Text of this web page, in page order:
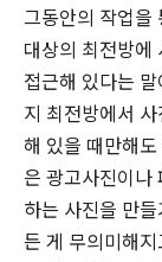
그동안의 작업을
대상의 최전방에
접근해 있다는
지 최전방에서
해 있을 때만해
은 광고사진이나
하는 사진을 만
든 게 무의미해